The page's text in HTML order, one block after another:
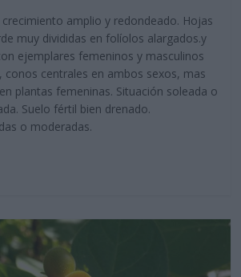
amplio y redondeado. Hojas
muy divididas en folíolos alargados.y
ejemplares femeninos y masculinos
conos centrales en ambos sexos, mas
plantas femeninas. Situación soleada o
Suelo fértil bien drenado.
o moderadas.